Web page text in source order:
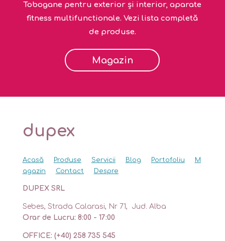
Tobogane pentru exterior și interior, aparate
fitness multifunctionale. Vezi lista completă
de produse.
Magazin
dupex
Acasă Produse Servicii Blog Portofoliu
M
agazin
Contact Despre
DUPEX SRL
Sebes, Strada Calarasi, Nr 71, Jud. Alba
Orar de Lucru: 8:00 - 17:00
OFFICE: (+40) 258 735 545